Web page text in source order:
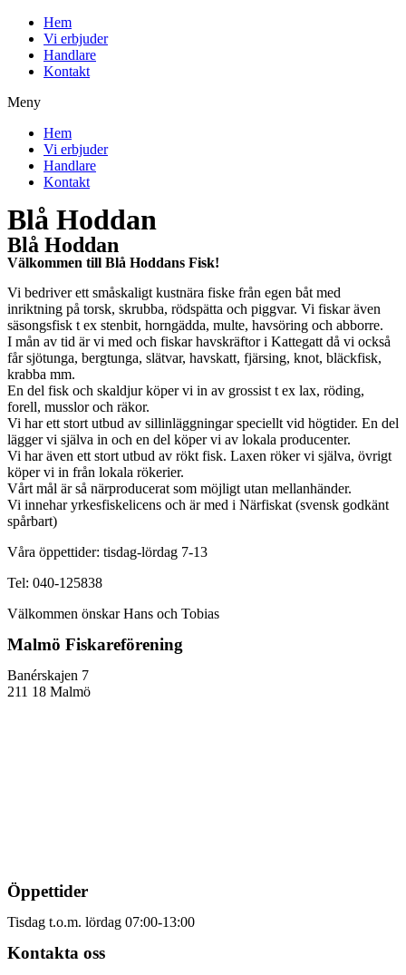
Hoppa
innehåll
Hem
Vi erbjuder
Handlare
Kontakt
Meny
Hem
Vi erbjuder
Handlare
Kontakt
Blå Hoddan
Blå Hoddan
Välkommen till Blå Hoddans Fisk!
Vi bedriver ett småskaligt kustnära fiske från egen båt med
inriktning på torsk, skrubba, rödspätta och piggvar. Vi fiskar även
säsongsfisk t ex stenbit, horngädda, multe, havsöring och abborre.
I mån av tid är vi med och fiskar havskräftor i Kattegatt då vi också
får sjötunga, bergtunga, slätvar, havskatt, fjärsing, knot, bläckfisk,
krabba mm.
En del fisk och skaldjur köper vi in av grossist t ex lax, röding,
forell, musslor och räkor.
Vi har ett stort utbud av sillinläggningar speciellt vid högtider. En del
lägger vi själva in och en del köper vi av lokala producenter.
Vi har även ett stort utbud av rökt fisk. Laxen röker vi själva, övrigt
köper vi in från lokala rökerier.
Vårt mål är så närproducerat som möjligt utan mellanhänder.
Vi innehar yrkesfiskelicens och är med i Närfiskat (svensk godkänt
spårbart)
Våra öppettider: tisdag-lördag 7-13
Tel: 040-125838
Välkommen önskar Hans och Tobias
Malmö Fiskareförening
Banérskajen 7
211 18 Malmö
Öppettider
Tisdag t.o.m. lördag 07:00-13:00
Kontakta oss